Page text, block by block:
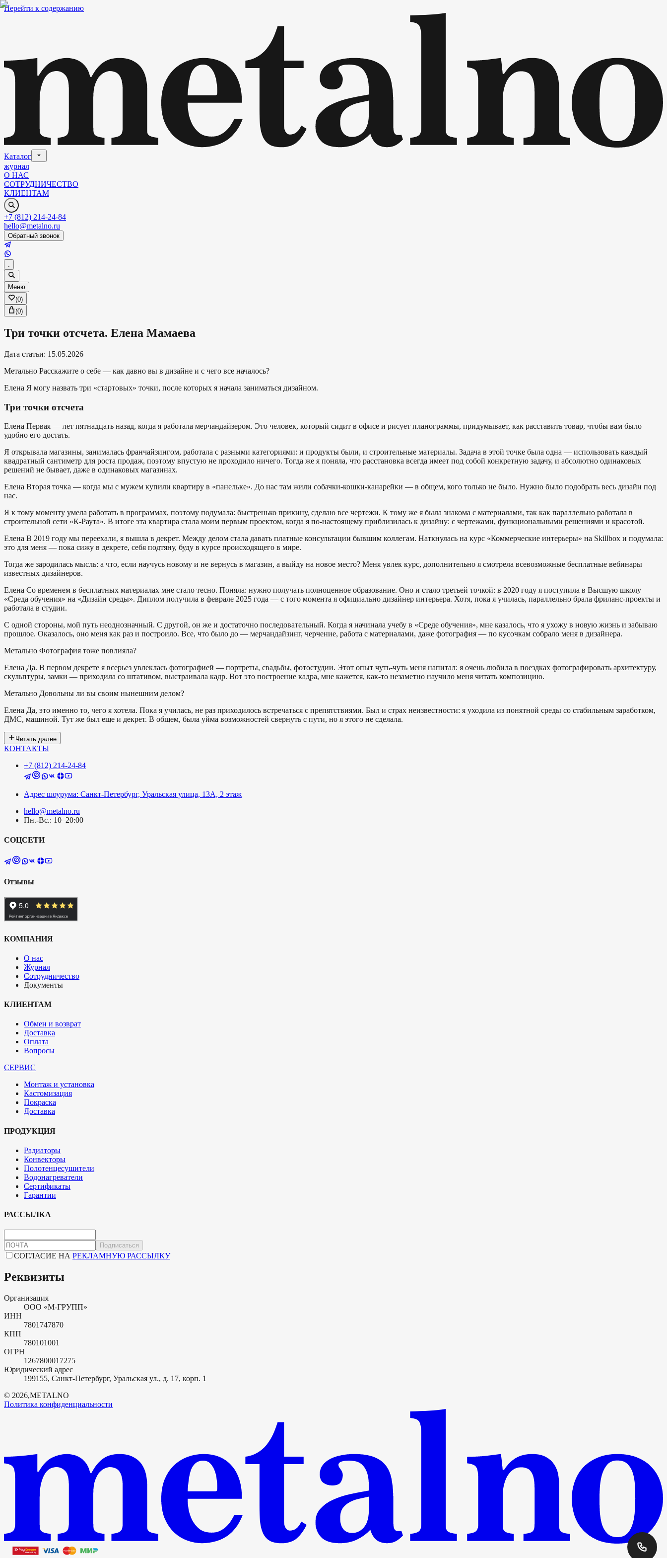
Перейти к содержанию
Каталог
журнал
О НАС
СОТРУДНИЧЕСТВО
КЛИЕНТАМ
+7 (812) 214-24-84
hello@metalno.ru
Обратный звонок
.
Меню
(0)
(0)
Три точки отсчета. Елена Мамаева
Дата статьи: 15.05.2026
Метально Расскажите о себе — как давно вы в дизайне и с чего все началось?
Елена Я могу назвать три «стартовых» точки, после которых я начала заниматься дизайном.
Три точки отсчета
Елена Первая — лет пятнадцать назад, когда я работала мерчандайзером. Это человек, который сидит в офисе и рисует планограммы, придумывает, как расставить товар, чтобы вам было
удобно его достать.
Я открывала магазины, занималась франчайзингом, работала с разными категориями: и продукты были, и строительные материалы. Задача в этой точке была одна — использовать каждый
квадратный сантиметр для роста продаж, поэтому впустую не проходило ничего. Тогда же я поняла, что расстановка всегда имеет под собой конкретную задачу, и абсолютно одинаковых
решений не бывает, даже в одинаковых магазинах.
Елена Вторая точка — когда мы с мужем купили квартиру в «панельке». До нас там жили собачки-кошки-канарейки — в общем, кого только не было. Нужно было подобрать весь дизайн под
нас.
Я к тому моменту умела работать в программах, поэтому подумала: быстренько прикину, сделаю все чертежи. К тому же я была знакома с материалами, так как параллельно работала в
строительной сети «К-Раута». В итоге эта квартира стала моим первым проектом, когда я по-настоящему приблизилась к дизайну: с чертежами, функциональными решениями и красотой.
Елена В 2019 году мы переехали, я вышла в декрет. Между делом стала давать платные консультации бывшим коллегам. Наткнулась на курс «Коммерческие интерьеры» на Skillbox и подумала:
это для меня — пока сижу в декрете, себя подтяну, буду в курсе происходящего в мире.
Тогда же зародилась мысль: а что, если научусь новому и не вернусь в магазин, а выйду на новое место? Меня увлек курс, дополнительно я смотрела всевозможные бесплатные вебинары
известных дизайнеров.
Елена Со временем в бесплатных материалах мне стало тесно. Поняла: нужно получать полноценное образование. Оно и стало третьей точкой: в 2020 году я поступила в Высшую школу
«Среда обучения» на «Дизайн среды». Диплом получила в феврале 2025 года — с того момента я официально дизайнер интерьера. Хотя, пока я училась, параллельно брала фриланс-проекты и
работала в студии.
С одной стороны, мой путь неоднозначный. С другой, он же и достаточно последовательный. Когда я начинала учебу в «Среде обучения», мне казалось, что я ухожу в новую жизнь и забываю
прошлое. Оказалось, оно меня как раз и построило. Все, что было до — мерчандайзинг, черчение, работа с материалами, даже фотография — по кусочкам собрало меня в дизайнера.
Метально Фотография тоже повлияла?
Елена Да. В первом декрете я всерьез увлеклась фотографией — портреты, свадьбы, фотостудии. Этот опыт чуть-чуть меня напитал: я очень любила в поездках фотографировать архитектуру,
скульптуры, замки — приходила со штативом, выстраивала кадр. Вот это построение кадра, мне кажется, как-то незаметно научило меня читать композицию.
Метально Довольны ли вы своим нынешним делом?
Елена Да, это именно то, чего я хотела. Пока я училась, не раз приходилось встречаться с препятствиями. Был и страх неизвестности: я уходила из понятной среды со стабильным заработком,
ДМС, машиной. Тут же был еще и декрет. В общем, была уйма возможностей свернуть с пути, но я этого не сделала.
Читать далее
КОНТАКТЫ
+7 (812) 214-24-84
Адрес шоурума: Санкт-Петербург, Уральская улица, 13А, 2 этаж
hello@metalno.ru
Пн.-Вс.: 10–20:00
СОЦСЕТИ
Отзывы
КОМПАНИЯ
О нас
Журнал
Сотрудничество
Документы
КЛИЕНТАМ
Обмен и возврат
Доставка
Оплата
Вопросы
СЕРВИС
Монтаж и установка
Кастомизация
Покраска
Доставка
ПРОДУКЦИЯ
Радиаторы
Конвекторы
Полотенцесушители
Водонагреватели
Сертификаты
Гарантии
РАССЫЛКА
Подписаться
СОГЛАСИЕ НА РЕКЛАМНУЮ РАССЫЛКУ
Реквизиты
Организация
ООО «М-ГРУПП»
ИНН
7801747870
КПП
780101001
ОГРН
1267800017275
Юридический адрес
199155, Санкт-Петербург, Уральская ул., д. 17, корп. 1
© 2026,METALNO
Политика конфиденциальности